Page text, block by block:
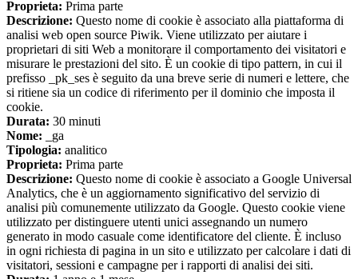
Proprieta: Prima parte
Descrizione: Questo nome di cookie è associato alla piattaforma di
analisi web open source Piwik. Viene utilizzato per aiutare i
proprietari di siti Web a monitorare il comportamento dei visitatori e
misurare le prestazioni del sito. È un cookie di tipo pattern, in cui il
prefisso _pk_ses è seguito da una breve serie di numeri e lettere, che
si ritiene sia un codice di riferimento per il dominio che imposta il
cookie.
Durata: 30 minuti
Nome: _ga
Tipologia: analitico
Proprieta: Prima parte
Descrizione: Questo nome di cookie è associato a Google Universal
Analytics, che è un aggiornamento significativo del servizio di
analisi più comunemente utilizzato da Google. Questo cookie viene
utilizzato per distinguere utenti unici assegnando un numero
generato in modo casuale come identificatore del cliente. È incluso
in ogni richiesta di pagina in un sito e utilizzato per calcolare i dati di
visitatori, sessioni e campagne per i rapporti di analisi dei siti.